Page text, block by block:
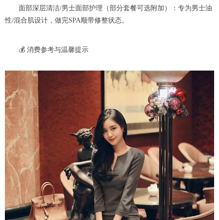
面部深层清洁/男士面部护理（部分套餐可选附加）：专为男士油
性/混合肌设计，做完SPA顺带修整状态。
💰 消费参考与温馨提示